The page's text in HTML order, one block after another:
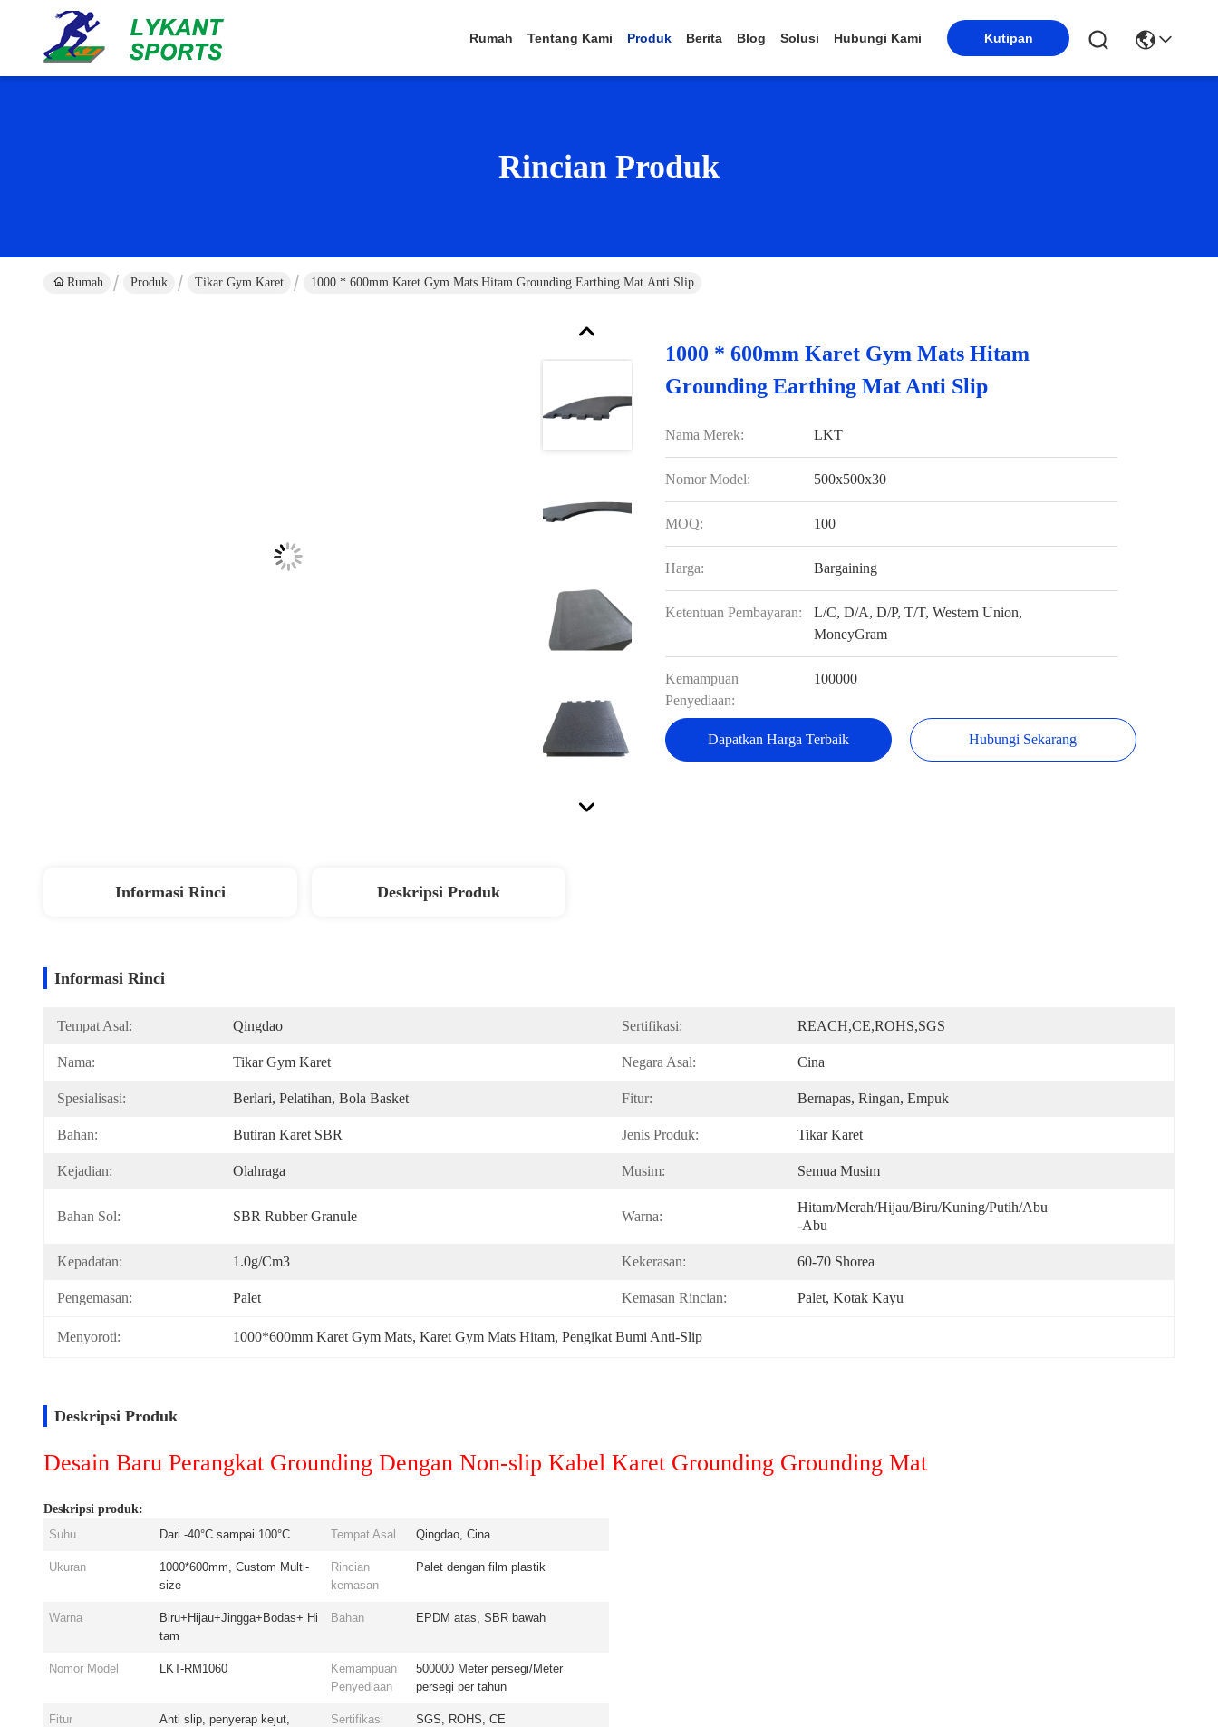
Rumah Tentang Kami Produk Berita Blog Solusi Hubungi Kami Kutipan
Rincian Produk
Rumah Produk Tikar Gym Karet 1000 * 600mm Karet Gym Mats Hitam Grounding Earthing Mat Anti Slip
1000 * 600mm Karet Gym Mats Hitam
Grounding Earthing Mat Anti Slip
Nama Merek: LKT
Nomor Model: 500x500x30
MOQ: 100
Harga: Bargaining
Ketentuan Pembayaran:
L/C, D/A, D/P, T/T, Western Union,
MoneyGram
Kemampuan
Penyediaan:
100000
Dapatkan Harga Terbaik Hubungi Sekarang
Informasi Rinci Deskripsi Produk
Informasi Rinci
Tempat Asal: Qingdao Sertifikasi: REACH,CE,ROHS,SGS
Nama: Tikar Gym Karet Negara Asal: Cina
Spesialisasi: Berlari, Pelatihan, Bola Basket Fitur: Bernapas, Ringan, Empuk
Bahan: Butiran Karet SBR Jenis Produk: Tikar Karet
Kejadian: Olahraga Musim: Semua Musim
Bahan Sol: SBR Rubber Granule Warna:
Hitam/merah/hijau/biru/kuning/putih/abu
-abu
Kepadatan: 1.0g/cm3 Kekerasan: 60-70 Shorea
Pengemasan: Palet Kemasan Rincian: Palet, Kotak Kayu
Menyoroti: 1000*600mm Karet Gym Mats, Karet Gym Mats Hitam, Pengikat Bumi Anti-Slip
Deskripsi Produk
Desain Baru Perangkat Grounding Dengan Non-slip Kabel Karet Grounding Grounding Mat
Deskripsi produk:
Suhu
Dari -40°C sampai 100°C Tempat Asal Qingdao, Cina
Ukuran
1000*600mm, Custom Multi-
size
Rincian
kemasan
Palet dengan film plastik
Warna
Biru+Hijau+Jingga+Bodas+ Hi
tam
Bahan EPDM atas, SBR bawah
Nomor Model LKT-RM1060
Kemampuan
Penyediaan
500000 Meter persegi/Meter
persegi per tahun
Fitur
Anti slip, penyerap kejut,
Sertifikasi SGS, ROHS, CE